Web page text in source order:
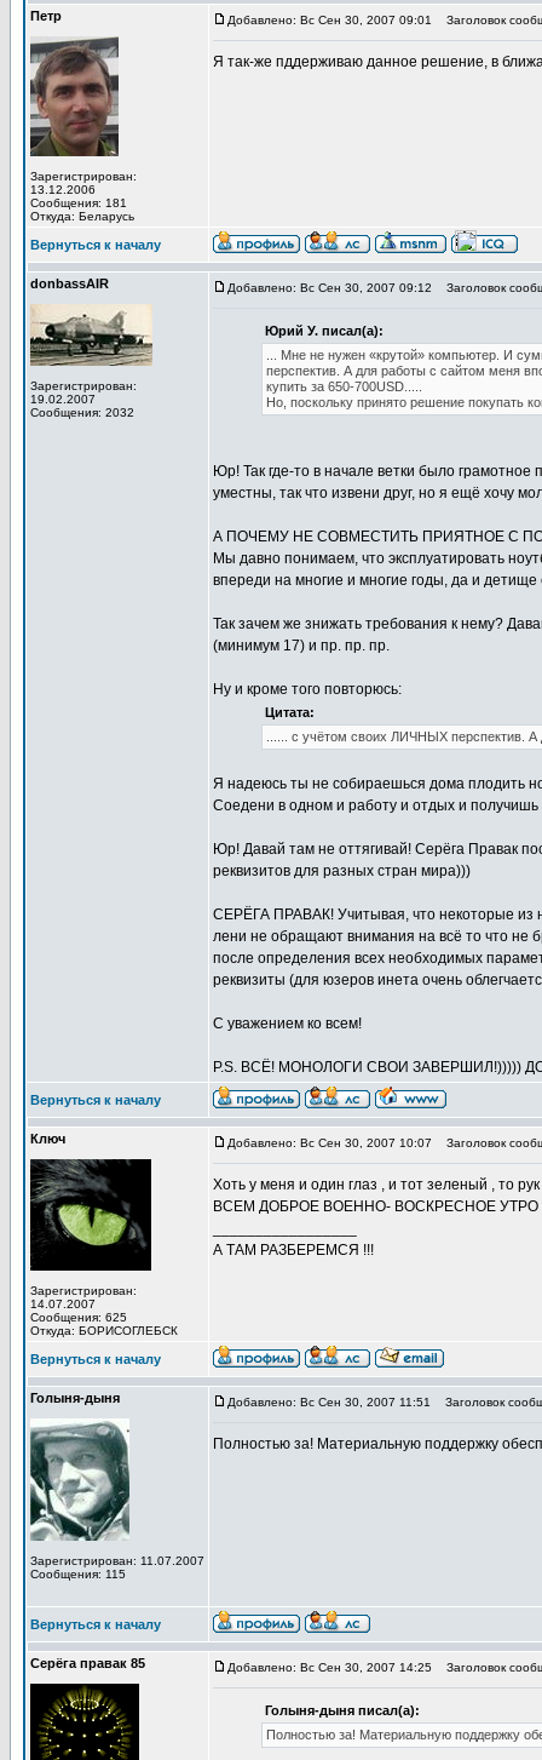
Петр
Зарегистрирован:
13.12.2006
Сообщения: 181
Откуда: Беларусь
Добавлено: Вс Сен 30, 2007 09:01 Заголовок
Я так-же пддерживаю данное решение, в
Вернуться к началу
donbassAIR
Зарегистрирован:
19.02.2007
Сообщения: 2032
Добавлено: Вс Сен 30, 2007 09:12 Заголовок
Юрий У. писал(а):
... Мне не нужен «крутой» компьютер. И
перспектив. А для работы с сайтом меня
купить за 650-700USD.....
Но, поскольку принято решение покупать
Юр! Так где-то в начале ветки было
уместны, так что извени друг, но я ещё хочу
А ПОЧЕМУ НЕ СОВМЕСТИТЬ ПРИЯТНОЕ С
Мы давно понимаем, что эксплуатировать
впереди на многие и многие годы, да и
Так зачем же знижать требования к нему?
(минимум 17) и пр. пр. пр.
Ну и кроме того повторюсь:
Цитата:
...... с учётом своих ЛИЧНЫХ перспектив. А
Я надеюсь ты не собираешься дома плодить
Соедени в одном и работу и отдых и получишь
Юр! Давай там не оттягивай! Серёга Правак
реквизитов для разных стран мира)))
СЕРЁГА ПРАВАК! Учитывая, что некоторые из
лени не обращают внимания на всё то что не
после определения всех необходимых
реквизиты (для юзеров инета очень
С уважением ко всем!
P.S. ВСЁ! МОНОЛОГИ СВОИ ЗАВЕРШИЛ!)))))
Вернуться к началу
Ключ
Зарегистрирован:
14.07.2007
Сообщения: 625
Откуда: БОРИСОГЛЕБСК
Добавлено: Вс Сен 30, 2007 10:07 Заголовок
Хоть у меня и один глаз , и тот зеленый , то
ВСЕМ ДОБРОЕ ВОЕННО- ВОСКРЕСНОЕ УТРО
А ТАМ РАЗБЕРЕМСЯ !!!
Вернуться к началу
Голыня-дыня
Зарегистрирован: 11.07.2007
Сообщения: 115
Добавлено: Вс Сен 30, 2007 11:51 Заголовок
Полностью за! Материальную поддержку
Вернуться к началу
Серёга правак 85 Добавлено: Вс Сен 30, 2007 14:25 Заголовок
Голыня-дыня писал(а):
Полностью за! Материальную поддержку